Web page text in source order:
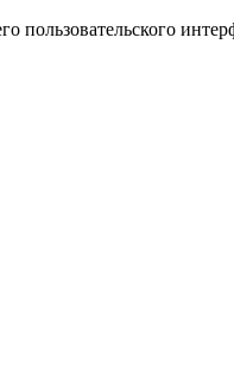
пользовательского